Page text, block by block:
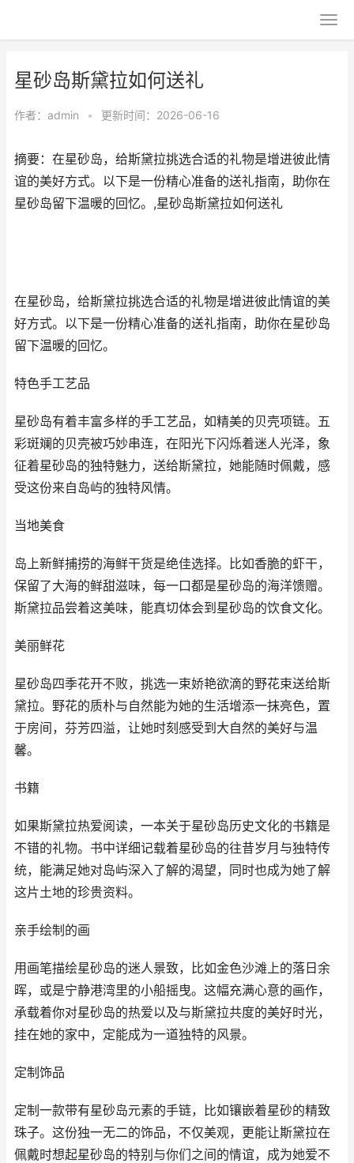
星砂岛斯黛拉如何送礼
作者： admin • 更新时间：2026-06-16
摘要：在星砂岛，给斯黛拉挑选合适的礼物是增进彼此情
谊的美好方式。以下是一份精心准备的送礼指南，助你在
星砂岛留下温暖的回忆。,星砂岛斯黛拉如何送礼
在星砂岛，给斯黛拉挑选合适的礼物是增进彼此情谊的美
好方式。以下是一份精心准备的送礼指南，助你在星砂岛
留下温暖的回忆。
特色手工艺品
星砂岛有着丰富多样的手工艺品，如精美的贝壳项链。五
彩斑斓的贝壳被巧妙串连，在阳光下闪烁着迷人光泽，象
征着星砂岛的独特魅力，送给斯黛拉，她能随时佩戴，感
受这份来自岛屿的独特风情。
当地美食
岛上新鲜捕捞的海鲜干货是绝佳选择。比如香脆的虾干，
保留了大海的鲜甜滋味，每一口都是星砂岛的海洋馈赠。
斯黛拉品尝着这美味，能真切体会到星砂岛的饮食文化。
美丽鲜花
星砂岛四季花开不败，挑选一束娇艳欲滴的野花束送给斯
黛拉。野花的质朴与自然能为她的生活增添一抹亮色，置
于房间，芬芳四溢，让她时刻感受到大自然的美好与温
馨。
书籍
如果斯黛拉热爱阅读，一本关于星砂岛历史文化的书籍是
不错的礼物。书中详细记载着星砂岛的往昔岁月与独特传
统，能满足她对岛屿深入了解的渴望，同时也成为她了解
这片土地的珍贵资料。
亲手绘制的画
用画笔描绘星砂岛的迷人景致，比如金色沙滩上的落日余
晖，或是宁静港湾里的小船摇曳。这幅充满心意的画作，
承载着你对星砂岛的热爱以及与斯黛拉共度的美好时光，
挂在她的家中，定能成为一道独特的风景。
定制饰品
定制一款带有星砂岛元素的手链，比如镶嵌着星砂的精致
珠子。这份独一无二的饰品，不仅美观，更能让斯黛拉在
佩戴时想起星砂岛的特别与你们之间的情谊，成为她爱不